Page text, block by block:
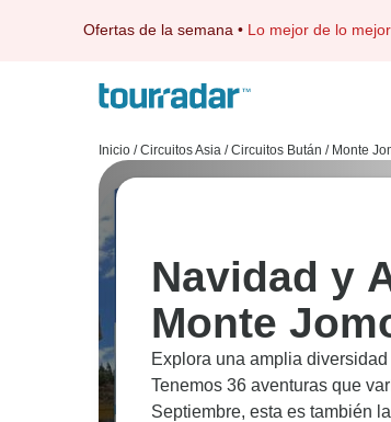
Ofertas de la semana • Lo mejor de lo mejor
Inicio / Circuitos Asia / Circuitos Bután / Monte
Navidad y
Monte
Explora una amplia
Tenemos 36 aventuras que
Septiembre, esta es también